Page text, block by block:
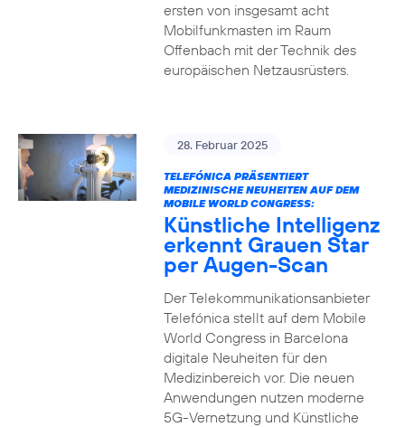
ersten von insgesamt acht
Mobilfunkmasten im Raum
Offenbach mit der Technik des
europäischen Netzausrüsters.
28. Februar 2025
TELEFÓNICA PRÄSENTIERT
MEDIZINISCHE NEUHEITEN AUF DEM
MOBILE WORLD CONGRESS:
Künstliche Intelligenz
erkennt Grauen Star
per Augen-Scan
Der Telekommunikationsanbieter
Telefónica stellt auf dem Mobile
World Congress in Barcelona
digitale Neuheiten für den
Medizinbereich vor. Die neuen
Anwendungen nutzen moderne
5G-Vernetzung und Künstliche